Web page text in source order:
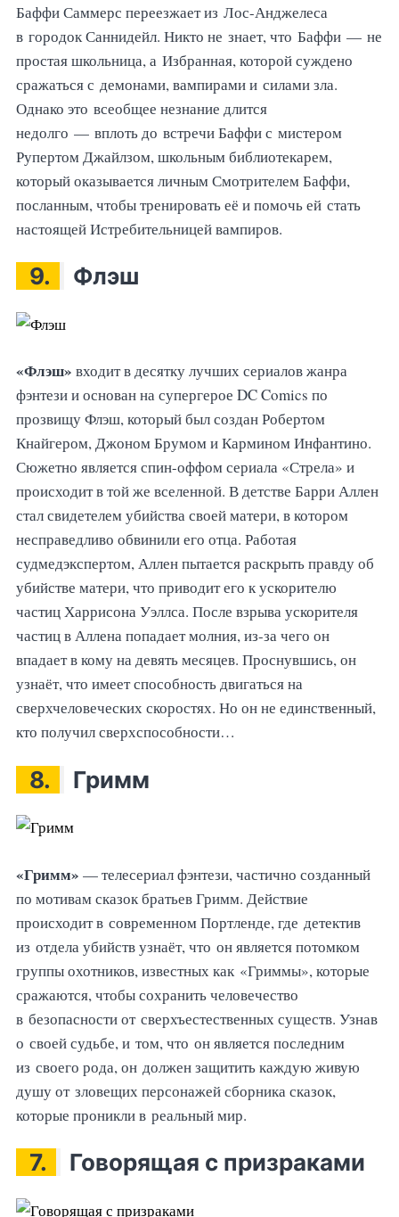
Баффи Саммерс переезжает из Лос-Анджелеса
в городок Саннидейл. Никто не знает, что Баффи — не
простая школьница, а Избранная, которой суждено
сражаться с демонами, вампирами и силами зла.
Однако это всеобщее незнание длится
недолго — вплоть до встречи Баффи с мистером
Рупертом Джайлзом, школьным библиотекарем,
который оказывается личным Смотрителем Баффи,
посланным, чтобы тренировать её и помочь ей стать
настоящей Истребительницей вампиров.
9. Флэш
«Флэш» входит в десятку лучших сериалов жанра
фэнтези и основан на супергерое DC Comics по
прозвищу Флэш, который был создан Робертом
Кнайгером, Джоном Брумом и Кармином Инфантино.
Сюжетно является спин-оффом сериала «Стрела» и
происходит в той же вселенной. В детстве Барри Аллен
стал свидетелем убийства своей матери, в котором
несправедливо обвинили его отца. Работая
судмедэкспертом, Аллен пытается раскрыть правду об
убийстве матери, что приводит его к ускорителю
частиц Харрисона Уэллса. После взрыва ускорителя
частиц в Аллена попадает молния, из-за чего он
впадает в кому на девять месяцев. Проснувшись, он
узнаёт, что имеет способность двигаться на
сверхчеловеческих скоростях. Но он не единственный,
кто получил сверхспособности…
8. Гримм
«Гримм» — телесериал фэнтези, частично созданный
по мотивам сказок братьев Гримм. Действие
происходит в современном Портленде, где детектив
из отдела убийств узнаёт, что он является потомком
группы охотников, известных как «Гриммы», которые
сражаются, чтобы сохранить человечество
в безопасности от сверхъестественных существ. Узнав
о своей судьбе, и том, что он является последним
из своего рода, он должен защитить каждую живую
душу от зловещих персонажей сборника сказок,
которые проникли в реальный мир.
7. Говорящая с призраками